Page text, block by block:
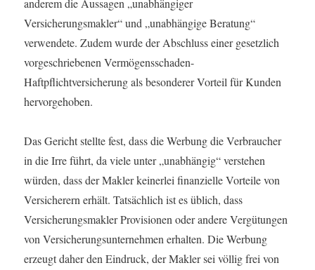
anderem die Aussagen „unabhängiger
Versicherungsmakler“ und „unabhängige Beratung“
verwendete. Zudem wurde der Abschluss einer gesetzlich
vorgeschriebenen Vermögensschaden-
Haftpflichtversicherung als besonderer Vorteil für Kunden
hervorgehoben.
Das Gericht stellte fest, dass die Werbung die Verbraucher
in die Irre führt, da viele unter „unabhängig“ verstehen
würden, dass der Makler keinerlei finanzielle Vorteile von
Versicherern erhält. Tatsächlich ist es üblich, dass
Versicherungsmakler Provisionen oder andere Vergütungen
von Versicherungsunternehmen erhalten. Die Werbung
erzeugt daher den Eindruck, der Makler sei völlig frei von